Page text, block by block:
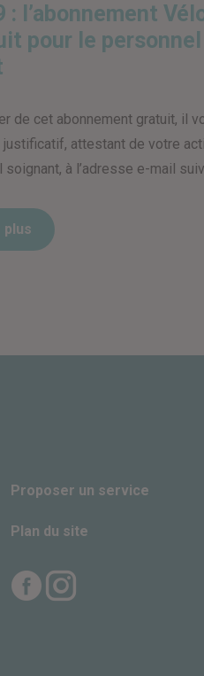
: l’abonnement
pour le personnel
de cet abonnement gratuit, il
justificatif, attestant de votre
à l’adresse e-mail
plus
Proposer un service
Plan du site